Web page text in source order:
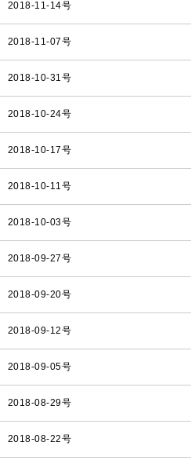
2018-11-14号
2018-11-07号
2018-10-31号
2018-10-24号
2018-10-17号
2018-10-11号
2018-10-03号
2018-09-27号
2018-09-20号
2018-09-12号
2018-09-05号
2018-08-29号
2018-08-22号